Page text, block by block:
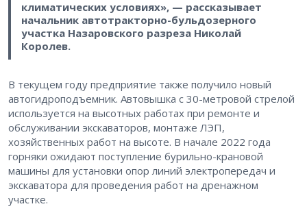
климатических условиях», — рассказывает
начальник автотракторно-бульдозерного
участка Назаровского разреза Николай
Королев.
В текущем году предприятие также получило новый
автогидроподъемник. Автовышка с 30-метровой стрелой
используется на высотных работах при ремонте и
обслуживании экскаваторов, монтаже ЛЭП,
хозяйственных работ на высоте. В начале 2022 года
горняки ожидают поступление бурильно-крановой
машины для установки опор линий электропередач и
экскаватора для проведения работ на дренажном
участке.